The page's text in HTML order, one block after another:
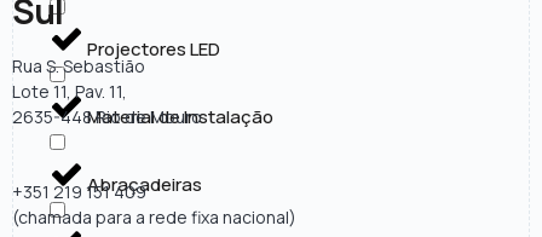
Projectores LED
Material de Instalação
Abraçadeiras
Sul
Rua S. Sebastião
Lote 11, Pav. 11,
2635-448 Rio de Mouro
+351 219 151 409
(chamada para a rede fixa nacional)